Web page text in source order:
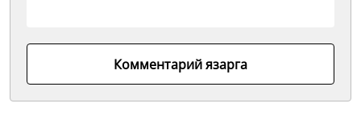
Комментарий язарга